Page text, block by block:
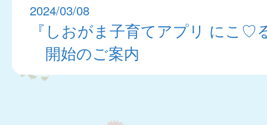
2024/03/08
『しおがま子育てアプリ にこ♡
開始のご案内